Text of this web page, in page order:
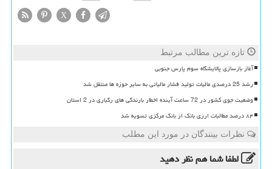
X
تازه ترین مطالب مرتبط
آغاز بازسازی پالایشگاه سوم پارس جنوبی
رشد 25 درصدی مالیات تولید فشار مالیاتی به سایر حوزه ها منتقل شد
وضعیت جوی کشور در 72 ساعت آینده اخطار بارندگی های رگباری در 2 استان
۸۴ درصد مطالبات ارزی بانک از بانک مرکزی تسویه شد
نظرات بینندگان در مورد این مطلب
لطفا شما همنظر دهید